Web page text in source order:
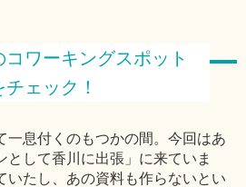
ワーキングスポット
チェック！
一息付くのもつかの間。今回はあ
として香川に出張」に来ていま
いたし、あの資料も作らないとい